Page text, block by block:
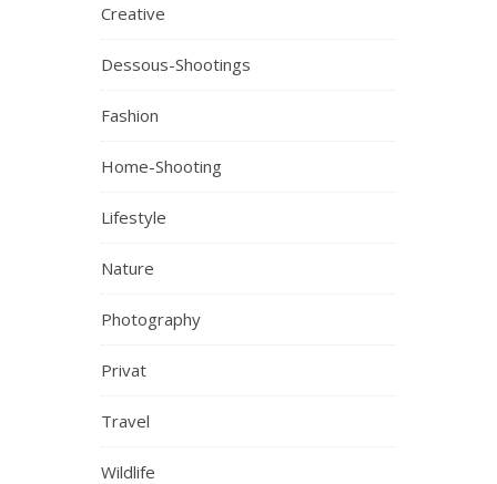
Creative
Dessous-Shootings
Fashion
Home-Shooting
Lifestyle
Nature
Photography
Privat
Travel
Wildlife